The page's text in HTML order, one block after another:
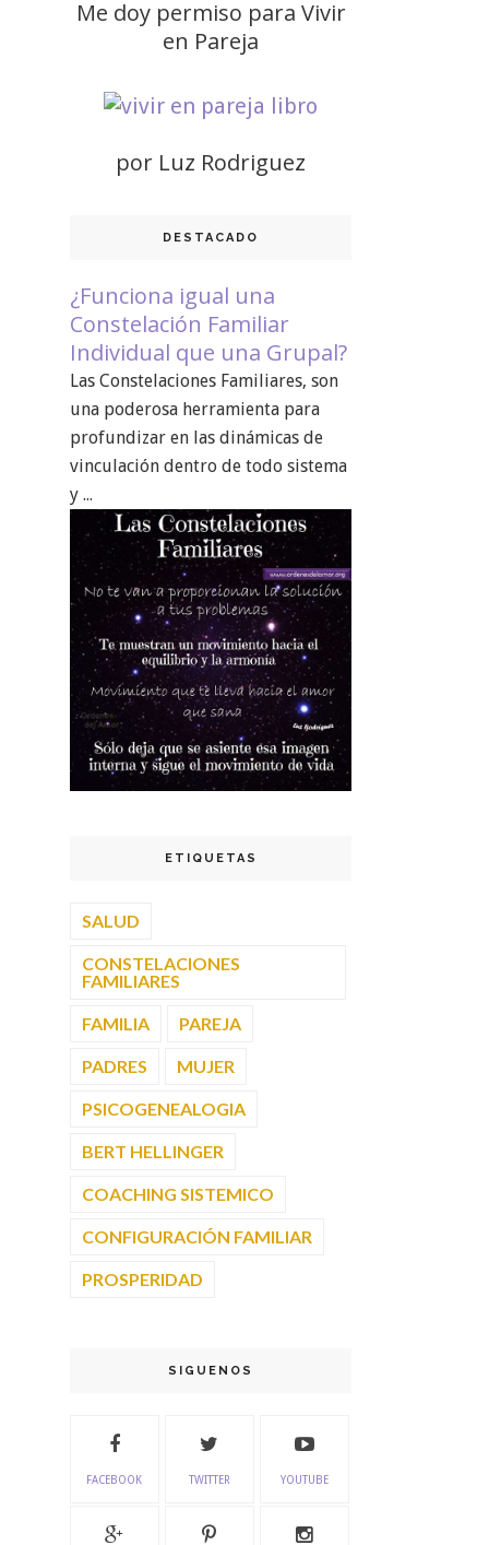
Me doy permiso para Vivir
en Pareja
por Luz Rodriguez
DESTACADO
¿Funciona igual una
Constelación Familiar
Individual que una Grupal?
Las Constelaciones Familiares, son
una poderosa herramienta para
profundizar en las dinámicas de
vinculación dentro de todo sistema
y ...
ETIQUETAS
SALUD
CONSTELACIONES
FAMILIARES
FAMILIA PAREJA
PADRES MUJER
PSICOGENEALOGIA
BERT HELLINGER
COACHING SISTEMICO
CONFIGURACIÓN FAMILIAR
PROSPERIDAD
SIGUENOS
FACEBOOK TWITTER YOUTUBE